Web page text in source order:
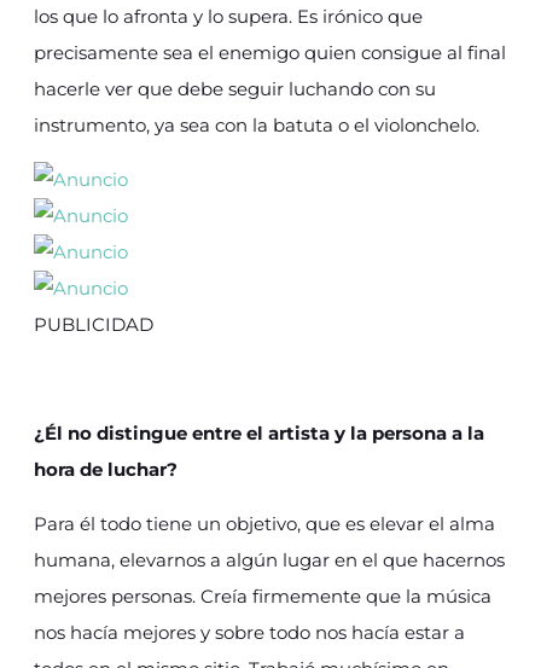
los que lo afronta y lo supera. Es irónico que
precisamente sea el enemigo quien consigue al final
hacerle ver que debe seguir luchando con su
instrumento, ya sea con la batuta o el violonchelo.
PUBLICIDAD
¿Él no distingue entre el artista y la persona a la
hora de luchar?
Para él todo tiene un objetivo, que es elevar el alma
humana, elevarnos a algún lugar en el que hacernos
mejores personas. Creía firmemente que la música
nos hacía mejores y sobre todo nos hacía estar a